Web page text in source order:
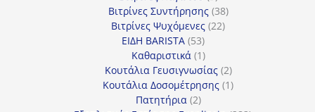
προϊόντα
Βιτρίνες Συντήρησης 3838
προϊόντα
Βιτρίνες Ψυχόμενες 2222
ΕΙΔΗ BARISTA 5353
προϊόντα
Καθαριστικά 11
προϊόν
Κουτάλια Γευσιγνωσίας 22
προϊόντα
Κουτάλια Δοσομέτρησης 11
Πατητήρια 22